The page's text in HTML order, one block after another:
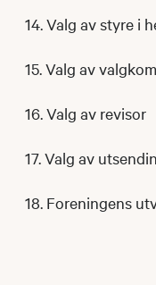
14. Valg av styre i
15. Valg av
16. Valg av revisor
17. Valg av
18. Foreningens